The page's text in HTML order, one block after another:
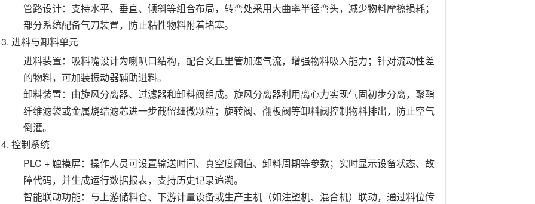
管路设计：支持水平、垂直、倾斜等组合布局，转弯处采用大曲率半径弯头，减少物料摩擦损耗；
部分系统配备气刀装置，防止粘性物料附着堵塞。
进料与卸料单元
进料装置：吸料嘴设计为喇叭口结构，配合文丘里管加速气流，增强物料吸入能力；针对流动性差
的物料，可加装振动器辅助进料。
卸料装置：由旋风分离器、过滤器和卸料阀组成。旋风分离器利用离心力实现气固初步分离，聚酯
纤维滤袋或金属烧结滤芯进一步截留细微颗粒；旋转阀、翻板阀等卸料阀控制物料排出，防止空气
倒灌。
控制系统
PLC + 触摸屏：操作人员可设置输送时间、真空度阈值、卸料周期等参数；实时显示设备状态、故
障代码，并生成运行数据报表，支持历史记录追溯。
智能联动功能：与上游储料仓、下游计量设备或生产主机（如注塑机、混合机）联动，通过料位传